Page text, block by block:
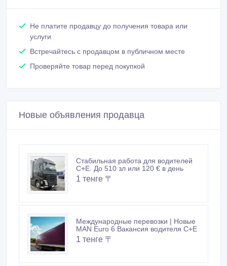
Не платите продавцу до получения товара или
услуги
Встречайтесь с продавцом в публичном месте
Проверяйте товар перед покупкой
Новые объявления продавца
Стабильная работа для водителей
C+E. До 510 зл или 120 € в день
1 тенге 〒
Международные перевозки | Новые
MAN Euro 6 Вакансия водителя C+E
1 тенге 〒